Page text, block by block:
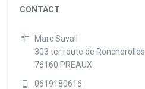
CONTACT
Marc Savall
303 ter route de Roncherolles
76160 PREAUX
0619180616